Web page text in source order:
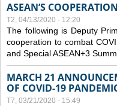
ASEAN’S
T2, 04/13/2020 - 12:20
The following is Deputy
cooperation to combat
and Special ASEAN+3
MARCH 21
OF COVID-19
T7, 03/21/2020 - 15:49